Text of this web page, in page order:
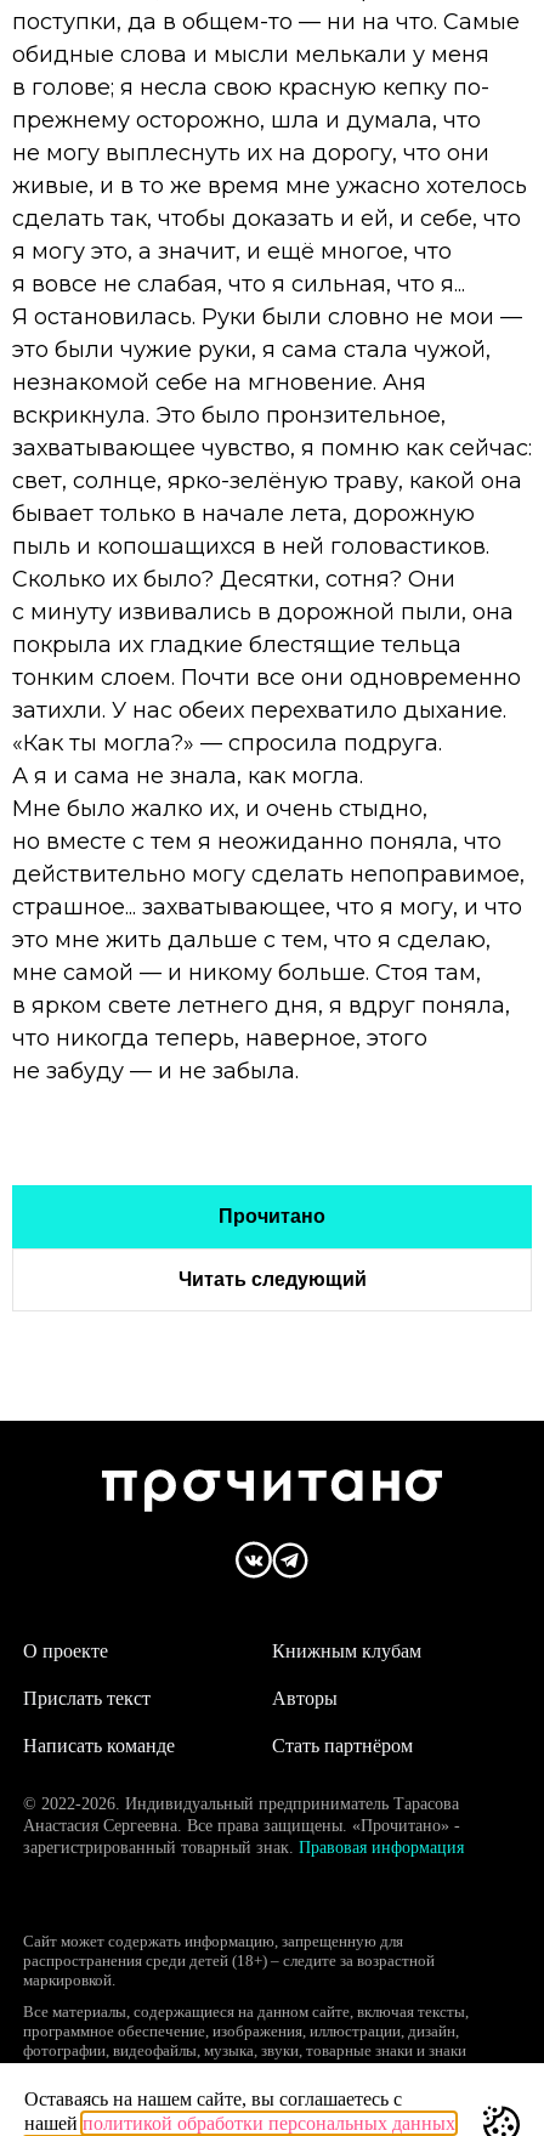
поступки, да в общем-то — ни на что. Самые
обидные слова и мысли мелькали у меня
в голове; я несла свою красную кепку по-
прежнему осторожно, шла и думала, что
не могу выплеснуть их на дорогу, что они
живые, и в то же время мне ужасно хотелось
сделать так, чтобы доказать и ей, и себе, что
я могу это, а значит, и ещё многое, что
я вовсе не слабая, что я сильная, что я...
Я остановилась. Руки были словно не мои —
это были чужие руки, я сама стала чужой,
незнакомой себе на мгновение. Аня
вскрикнула. Это было пронзительное,
захватывающее чувство, я помню как сейчас:
свет, солнце, ярко-зелёную траву, какой она
бывает только в начале лета, дорожную
пыль и копошащихся в ней головастиков.
Сколько их было? Десятки, сотня? Они
с минуту извивались в дорожной пыли, она
покрыла их гладкие блестящие тельца
тонким слоем. Почти все они одновременно
затихли. У нас обеих перехватило дыхание.
«Как ты могла?» — спросила подруга.
А я и сама не знала, как могла.
Мне было жалко их, и очень стыдно,
но вместе с тем я неожиданно поняла, что
действительно могу сделать непоправимое,
страшное... захватывающее, что я могу, и что
это мне жить дальше с тем, что я сделаю,
мне самой — и никому больше. Стоя там,
в ярком свете летнего дня, я вдруг поняла,
что никогда теперь, наверное, этого
не забуду — и не забыла.
Прочитано
Читать следующий
О проекте
Написать команде
Авторы
Прислать текст
Книжным клубам
Стать партнёром
© 2022-2026. Индивидуальный предприниматель Тарасова
Анастасия Сергеевна. Все права защищены. «Прочитано» -
зарегистрированный товарный знак. Правовая информация
Сайт может содержать информацию, запрещенную для
распространения среди детей (18+) – следите за возрастной
маркировкой.
Все материалы, содержащиеся на данном сайте, включая тексты,
программное обеспечение, изображения, иллюстрации, дизайн,
фотографии, видеофайлы, музыка, звуки, товарные знаки и знаки
объектами интеллектуальной собственности, исключительные права на
использование которых принадлежат правообладателям.
Оставаясь на нашем сайте, вы соглашаетесь с
нашей политикой обработки персональных данных